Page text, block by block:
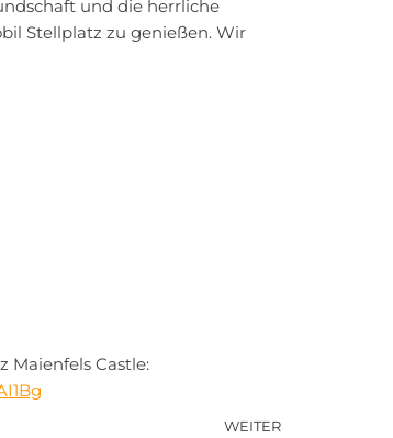
und die herrliche
Stellplatz zu genießen. Wir
Castle:
Nächster
WEITER